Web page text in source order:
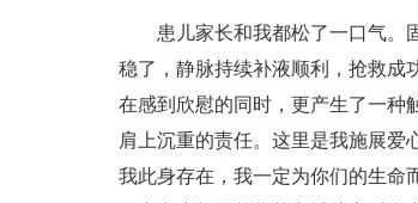
患儿家长和我都松了一口气。
稳了，静脉持续补液顺利，抢救
在感到欣慰的同时，更产生了一
肩上沉重的责任。这里是我施展爱
我此身存在，我一定为你们的生命